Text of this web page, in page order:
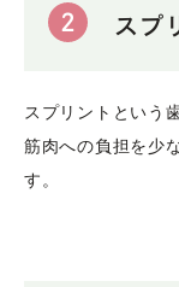
2 スプ
スプリントという
筋肉への負担を少
す。